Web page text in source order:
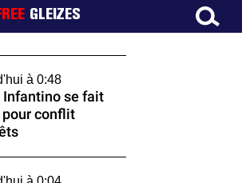
GLEIZES
à 0:48
Infantino se fait
conflit